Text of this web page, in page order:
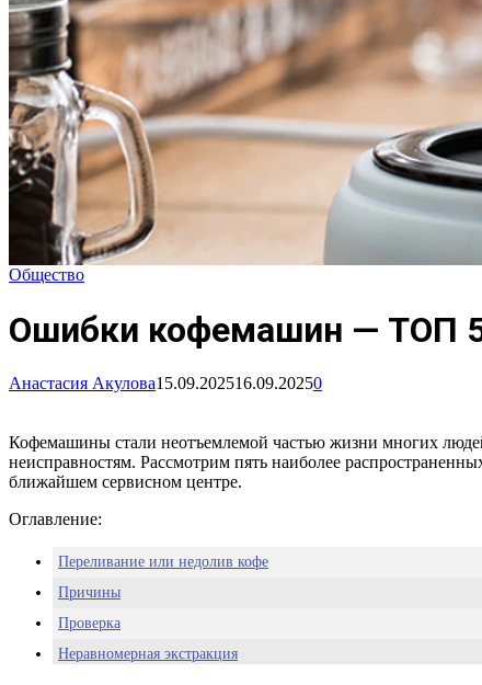
Общество
Ошибки кофемашин — ТОП
Анастасия Акулова15.09.202516.09.20250
Кофемашины стали неотъемлемой частью жизни многих
неисправностям. Рассмотрим пять наиболее
ближайшем сервисном центре.
Оглавление:
Переливание или недолив кофе
Причины
Проверка
Неравномерная экстракция